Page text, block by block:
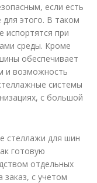
если есть
этого. В таком
испортятся при
среды. Кроме
обеспечивает
и возможность
системы
с большой
стеллажи для шин
готовую
отдельных
заказ, с учетом